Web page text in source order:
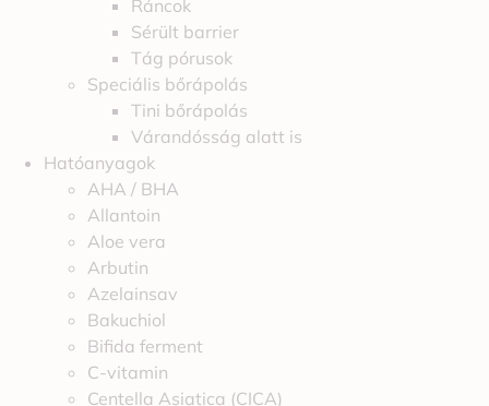
Ráncok
Sérült barrier
Tág pórusok
Speciális bőrápolás
Tini bőrápolás
Várandósság alatt is
Hatóanyagok
AHA / BHA
Allantoin
Aloe vera
Arbutin
Azelainsav
Bakuchiol
Bifida ferment
C-vitamin
Centella Asiatica (CICA)